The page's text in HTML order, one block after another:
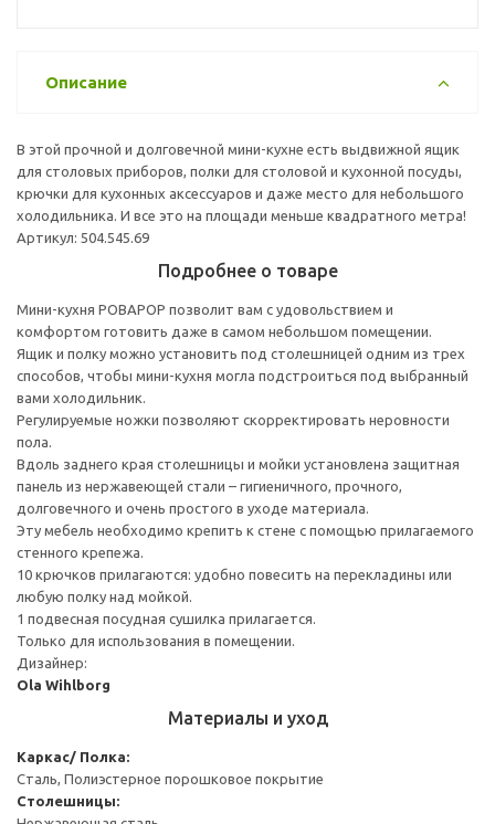
Описание
В этой прочной и долговечной мини-кухне есть выдвижной ящик
для столовых приборов, полки для столовой и кухонной посуды,
крючки для кухонных аксессуаров и даже место для небольшого
холодильника. И все это на площади меньше квадратного метра!
Артикул: 504.545.69
Подробнее о товаре
Мини-кухня РОВАРОР позволит вам с удовольствием и
комфортом готовить даже в самом небольшом помещении.
Ящик и полку можно установить под столешницей одним из трех
способов, чтобы мини-кухня могла подстроиться под выбранный
вами холодильник.
Регулируемые ножки позволяют скорректировать неровности
пола.
Вдоль заднего края столешницы и мойки установлена защитная
панель из нержавеющей стали – гигиеничного, прочного,
долговечного и очень простого в уходе материала.
Эту мебель необходимо крепить к стене с помощью прилагаемого
стенного крепежа.
10 крючков прилагаются: удобно повесить на перекладины или
любую полку над мойкой.
1 подвесная посудная сушилка прилагается.
Только для использования в помещении.
Дизайнер:
Ola Wihlborg
Материалы и уход
Каркас/ Полка:
Сталь, Полиэстерное порошковое покрытие
Столешницы: